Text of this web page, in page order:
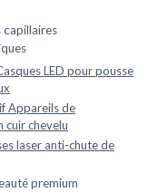
LED pour pousse
Appareils de
cuir chevelu
laser anti-chute de
premium